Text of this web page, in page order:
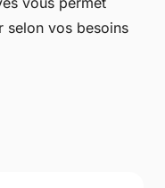
selon vos besoins